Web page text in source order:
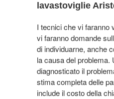
lavastoviglie
I tecnici che vi faranno
vi faranno domande
di individuarne, anche
la causa del problema.
diagnosticato il
stima completa delle
include il costo della